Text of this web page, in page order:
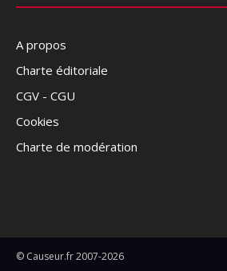
A propos
Charte éditoriale
CGV - CGU
Cookies
Charte de modération
© Causeur.fr 2007-2026